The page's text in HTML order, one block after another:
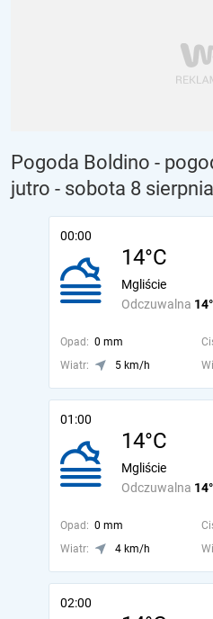
Pogoda Boldino -
jutro - sobota 8 sierpnia
00:00
14°C
Odczuwalna
Mgliście
Opad: 0 mm
Wiatr:
5 km/h
01:00
14°C
Odczuwalna
Mgliście
Opad: 0 mm
Wiatr:
4 km/h
02:00